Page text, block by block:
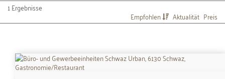
1 Ergebnisse
Empfohlen Aktualität Preis